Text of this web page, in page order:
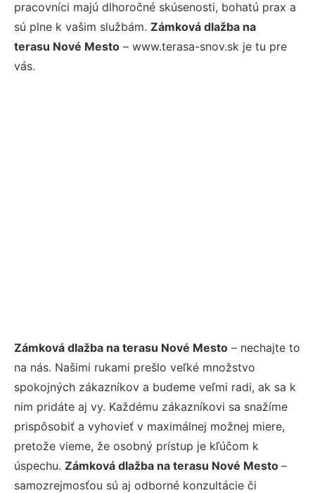
pracovníci majú dlhoročné skúsenosti, bohatú prax a
sú plne k vašim službám. Zámková dlažba na
terasu Nové Mesto – www.terasa-snov.sk je tu pre
vás.
Zámková dlažba na terasu Nové Mesto – nechajte to
na nás. Našimi rukami prešlo veľké množstvo
spokojných zákazníkov a budeme veľmi radi, ak sa k
nim pridáte aj vy. Každému zákazníkovi sa snažíme
prispôsobiť a vyhovieť v maximálnej možnej miere,
pretože vieme, že osobný prístup je kľúčom k
úspechu. Zámková dlažba na terasu Nové Mesto –
samozrejmosťou sú aj odborné konzultácie či